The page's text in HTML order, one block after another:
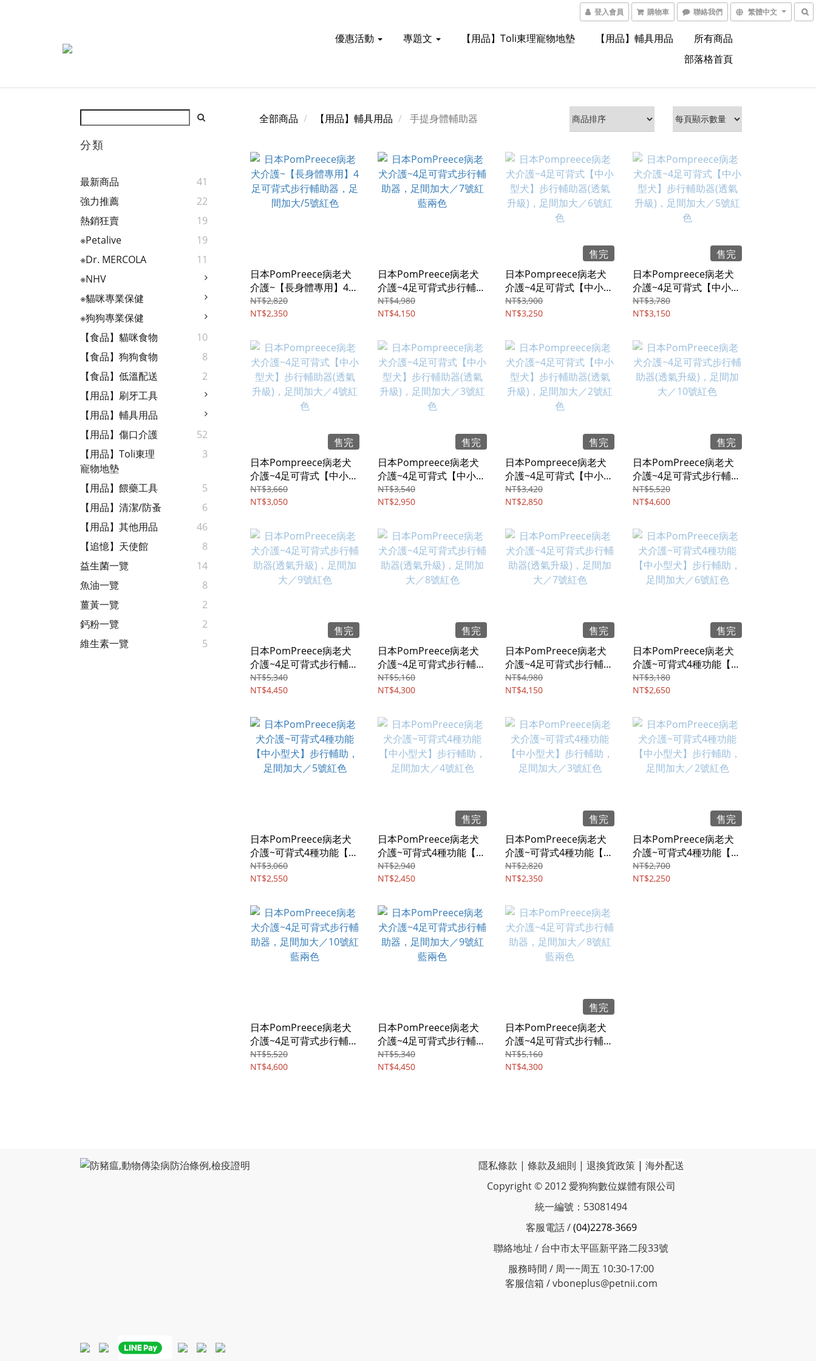
登入會員 購物車 聯絡我們 繁體中文
優惠活動 專題文 【用品】Toli東理寵物地墊 【用品】輔具用品
所有商品
部落格首頁
分類
最新商品
41
強力推薦
22
熱銷狂賣
19
※Petalive
19
※Dr. MERCOLA
11
※NHV
※貓咪專業保健
※狗狗專業保健
【食品】貓咪食物
10
【食品】狗狗食物
8
【食品】低溫配送
2
【用品】刷牙工具
【用品】輔具用品
【用品】傷口介護
52
【用品】Toli東理
寵物地墊
3
【用品】餵藥工具
5
【用品】清潔/防蚤
6
【用品】其他用品
46
【追憶】天使館
8
益生菌一覽
14
魚油一覽
8
薑黃一覽
2
鈣粉一覽
2
維生素一覽
5
全部商品 【用品】輔具用品 手提身體輔助器
日本PomPreece病老犬
介護~【長身體專用】4足
可背式步行輔助器，足間
加大/5號紅色
NT$2,820
NT$2,350
日本PomPreece病老犬
介護~4足可背式步行輔助
器，足間加大／7號紅藍
兩色
NT$4,980
NT$4,150
售完
日本Pompreece病老犬
介護~4足可背式【中小型
犬】步行輔助器(透氣升
級)，足間加大／6號紅色
NT$3,900
NT$3,250
售完
日本Pompreece病老犬
介護~4足可背式【中小型
犬】步行輔助器(透氣升
級)，足間加大／5號紅色
NT$3,780
NT$3,150
售完
日本Pompreece病老犬
介護~4足可背式【中小型
犬】步行輔助器(透氣升
級)，足間加大／4號紅色
NT$3,660
NT$3,050
售完
日本Pompreece病老犬
介護~4足可背式【中小型
犬】步行輔助器(透氣升
級)，足間加大／3號紅色
NT$3,540
NT$2,950
售完
日本Pompreece病老犬
介護~4足可背式【中小型
犬】步行輔助器(透氣升
級)，足間加大／2號紅色
NT$3,420
NT$2,850
售完
日本PomPreece病老犬
介護~4足可背式步行輔助
器(透氣升級)，足間加大
／10號紅色
NT$5,520
NT$4,600
售完
日本PomPreece病老犬
介護~4足可背式步行輔助
器(透氣升級)，足間加大
／9號紅色
NT$5,340
NT$4,450
售完
日本PomPreece病老犬
介護~4足可背式步行輔助
器(透氣升級)，足間加大
／8號紅色
NT$5,160
NT$4,300
售完
日本PomPreece病老犬
介護~4足可背式步行輔助
器(透氣升級)，足間加大
／7號紅色
NT$4,980
NT$4,150
售完
日本PomPreece病老犬
介護~可背式4種功能【中
小型犬】步行輔助，足間
加大／6號紅色
NT$3,180
NT$2,650
日本PomPreece病老犬
介護~可背式4種功能【中
小型犬】步行輔助，足間
加大／5號紅色
NT$3,060
NT$2,550
售完
日本PomPreece病老犬
介護~可背式4種功能【中
小型犬】步行輔助，足間
加大／4號紅色
NT$2,940
NT$2,450
售完
日本PomPreece病老犬
介護~可背式4種功能【中
小型犬】步行輔助，足間
加大／3號紅色
NT$2,820
NT$2,350
售完
日本PomPreece病老犬
介護~可背式4種功能【中
小型犬】步行輔助，足間
加大／2號紅色
NT$2,700
NT$2,250
日本PomPreece病老犬
介護~4足可背式步行輔助
器，足間加大／10號紅藍
兩色
NT$5,520
NT$4,600
日本PomPreece病老犬
介護~4足可背式步行輔助
器，足間加大／9號紅藍
兩色
NT$5,340
NT$4,450
售完
日本PomPreece病老犬
介護~4足可背式步行輔助
器，足間加大／8號紅藍
兩色
NT$5,160
NT$4,300
隱私條款 | 條款及細則 | 退換貨政策 | 海外配送
Copyright © 2012 愛狗狗數位媒體有限公司
統一編號：53081494
客服電話 /(04)2278-3669
聯絡地址 / 台中市太平區新平路二段33號
服務時間 / 周一~周五 10:30-17:00
客服信箱 / vboneplus@petnii.com